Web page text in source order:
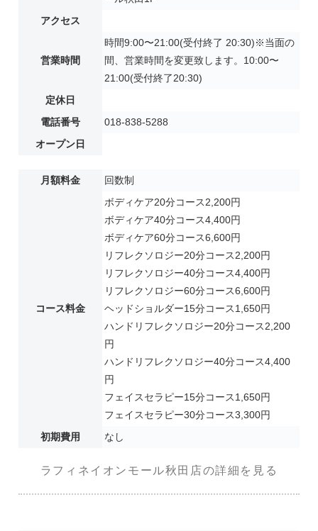
アクセス
営業時間
時間9:00〜21:00(受付終了 20:30)※当面の
間、営業時間を変更致します。10:00〜
21:00(受付終了20:30)
定休日
電話番号
018-838-5288
オープン日
月額料金 回数制
コース料金
ボディケア20分コース2,200円
ボディケア40分コース4,400円
ボディケア60分コース6,600円
リフレクソロジー20分コース2,200円
リフレクソロジー40分コース4,400円
リフレクソロジー60分コース6,600円
ヘッドショルダー15分コース1,650円
ハンドリフレクソロジー20分コース2,200
円
ハンドリフレクソロジー40分コース4,400
円
フェイスセラピー15分コース1,650円
フェイスセラピー30分コース3,300円
初期費用
なし
ラフィネイオンモール秋田店の詳細を見る